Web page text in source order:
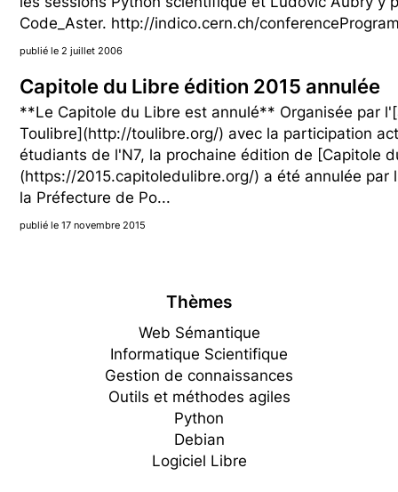
Code_Aster. http://indico.cern.ch/
publié le 2 juillet 2006
Capitole du Libre édition 2015 annulée
**Le Capitole du Libre est annulé** Organisée par
Toulibre](http://toulibre.org/) avec la participation
étudiants de l'N7, la prochaine édition de [Capitole
(https://2015.capitoledulibre.org/) a été annulée par
la Préfecture de Po...
publié le 17 novembre 2015
Thèmes
Web Sémantique
Informatique Scientifique
Gestion de connaissances
Outils et méthodes agiles
Python
Debian
Logiciel Libre